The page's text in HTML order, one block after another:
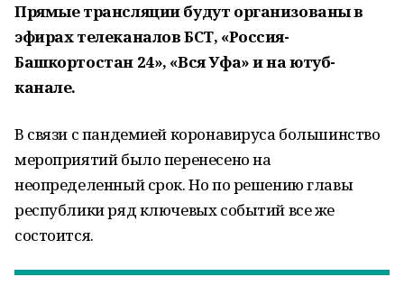
Прямые трансляции будут организованы в
эфирах телеканалов БСТ, «Россия-
Башкортостан 24», «Вся Уфа» и на ютуб-
канале.
В связи с пандемией коронавируса большинство
мероприятий было перенесено на
неопределенный срок. Но по решению главы
республики ряд ключевых событий все же
состоится.